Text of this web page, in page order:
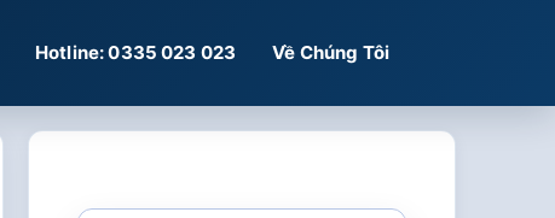
Hotline: 0335 023 023 Về Chúng Tôi